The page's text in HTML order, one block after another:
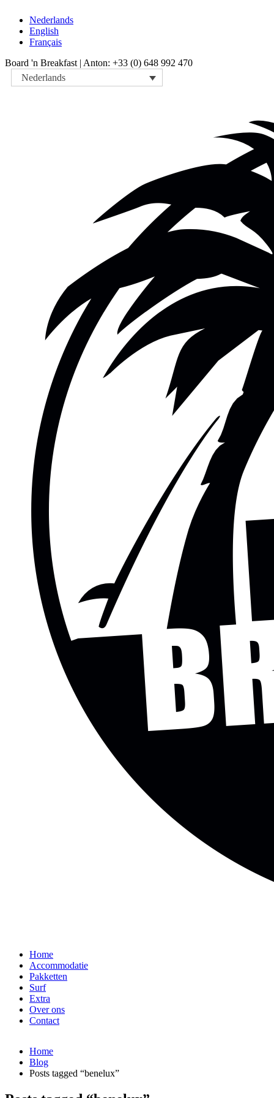
Nederlands
English
Français
Board 'n Breakfast | Anton: +33 (0) 648 992 470
Nederlands
Home
Accommodatie
Pakketten
Surf
Extra
Over ons
Contact
Home
Blog
Posts tagged “benelux”